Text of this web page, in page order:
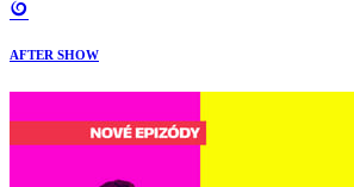
AFTER SHOW